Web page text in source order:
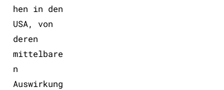
hen in den
USA, von
deren
mittelbare
n
Auswirkung